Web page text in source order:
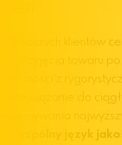
Dla naszych klientów
od przyjęcia towaru
zgodności z
zobowiązanie do
utrzymywania
to wspólny język